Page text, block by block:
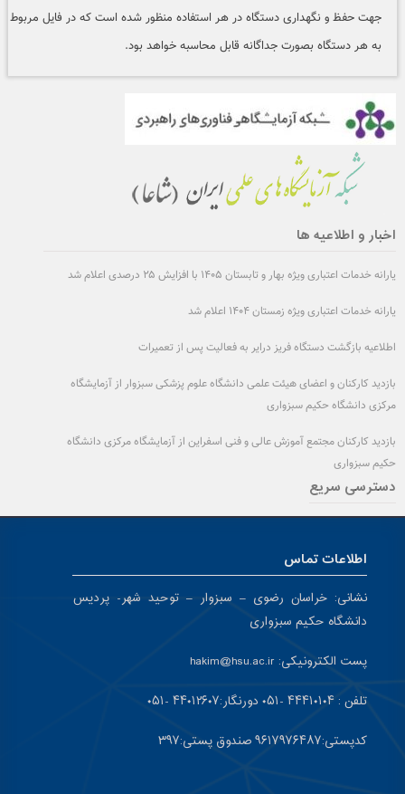
جهت حفظ و نگهداری دستگاه در هر استفاده منظور شده است که در فایل مربوط
به هر دستگاه بصورت جداگانه قابل محاسبه خواهد بود.
اخبار و اطلاعیه ها
یارانه خدمات اعتباری ویژه بهار و تابستان ۱۴۰۵ با افزایش ۲۵ درصدی اعلام شد
یارانه خدمات اعتباری ویژه زمستان ۱۴۰۴ اعلام شد
اطلاعیه بازگشت دستگاه فریز درایر به فعالیت پس از تعمیرات
بازدید کارکنان و اعضای هیئت علمی دانشگاه علوم پزشکی سبزوار از آزمایشگاه
مرکزی دانشگاه حکیم سبزواری
بازدید کارکنان مجتمع آموزش عالی و فنی اسفراین از آزمایشگاه مرکزی دانشگاه
حکیم سبزواری
دسترسی سریع
اطلاعات تماس
نشانی: خراسان رضوی – سبزوار – توحید شهر- پردیس
دانشگاه حکیم سبزواری
پست الکترونیکی: hakim@hsu.ac.ir
تلفن : ۴۴۴۱۰۱۰۴ -۰۵۱
دورنگار:۴۴۰۱۲۶۰۷ -۰۵۱
کدپستی:۹۶۱۷۹۷۶۴۸۷ صندوق پستی:۳۹۷